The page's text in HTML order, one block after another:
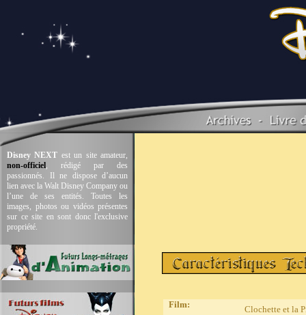
Disney NEXT est un site amateur,
non-officiel, rédigé par des
passionnés. Il ne dispose d’aucun
lien avec la Walt Disney Company ou
l’une de ses entités. Toutes les
images, photos ou vidéos présentes
sur ce site en sont donc l'exclusive
propriété.
Film: Clochette et la